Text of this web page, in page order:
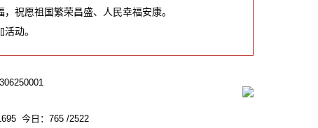
祝愿祖国繁荣昌盛、人民幸福安康。
动。
今日：765 /2522